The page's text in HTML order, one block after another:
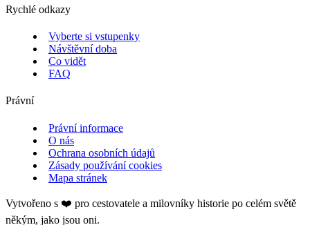
Rychlé odkazy
Vyberte si vstupenky
Návštěvní doba
Co vidět
FAQ
Právní
Právní informace
O nás
Ochrana osobních údajů
Zásady používání cookies
Mapa stránek
Vytvořeno s ❤️ pro cestovatele a milovníky historie po celém světě
někým, jako jsou oni.